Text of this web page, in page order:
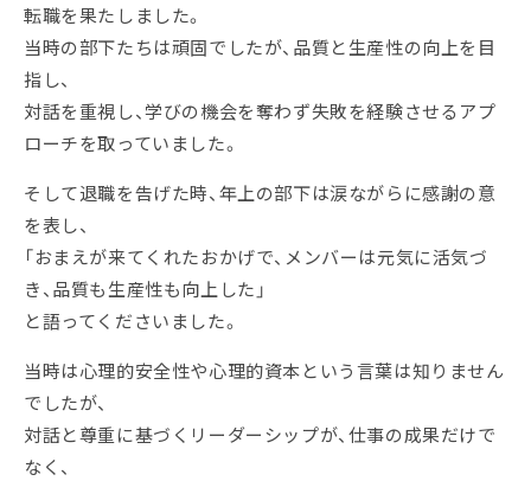
転職を果たしました。
当時の部下たちは頑固でしたが、品質と生産性の向上を目
指し、
対話を重視し、学びの機会を奪わず失敗を経験させるアプ
ローチを取っていました。
そして退職を告げた時、年上の部下は涙ながらに感謝の意
を表し、
「おまえが来てくれたおかげで、メンバーは元気に活気づ
き、品質も生産性も向上した」
と語ってくださいました。
当時は心理的安全性や心理的資本という言葉は知りません
でしたが、
対話と尊重に基づくリーダーシップが、仕事の成果だけで
なく、